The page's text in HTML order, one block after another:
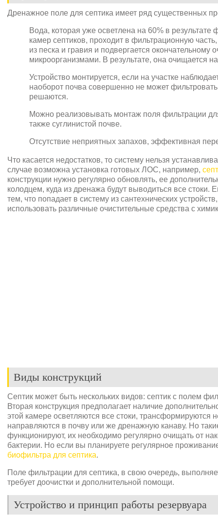
Дренажное поле для септика имеет ряд существенных
Вода, которая уже осветлена на 60% в
камер септиков, проходит в фильтрационную
из песка и гравия и подвергается
микроорганизмами. В результате, она очищается
Устройство монтируется, если на участке
наоборот почва совершенно не может
решаются.
Можно реализовывать монтаж поля фильтрации
также суглинистой почве.
Отсутствие неприятных запахов, эффективная
Что касается недостатков, то систему нельзя
случае возможна установка готовых ЛОС, например,
конструкции нужно регулярно обновлять, ее
колодцем, куда из дренажа будут выводиться все стоки.
тем, что попадает в систему из сантехнических
использовать различные очистительные средства с
Виды конструкций
Септик может быть нескольких видов: септик с полем
Вторая конструкция предполагает наличие
этой камере осветляются все стоки, трансформируются
направляются в почву или же дренажную канаву. Но
функционируют, их необходимо регулярно очищать от
бактерии. Но если вы планируете регулярное
биофильтра для септика.
Поле фильтрации для септика, в свою очередь,
требует доочистки и дополнительной помощи.
Устройство и принцип работы резервуара